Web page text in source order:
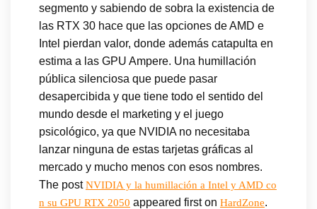
segmento y sabiendo de sobra la existencia de
las RTX 30 hace que las opciones de AMD e
Intel pierdan valor, donde además catapulta en
estima a las GPU Ampere. Una humillación
pública silenciosa que puede pasar
desapercibida y que tiene todo el sentido del
mundo desde el marketing y el juego
psicológico, ya que NVIDIA no necesitaba
lanzar ninguna de estas tarjetas gráficas al
mercado y mucho menos con esos nombres.
The postNVIDIA y la humillación a Intel y AMD co
n su GPU RTX 2050 appeared first on HardZone.